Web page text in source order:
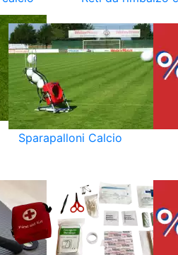
Sparapalloni Calcio